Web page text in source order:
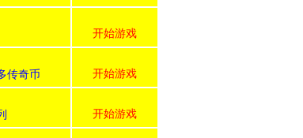
开始游戏
传奇币 开始游戏
开始游戏